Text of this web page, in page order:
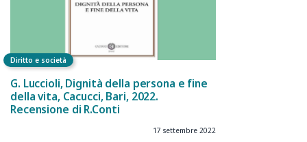
Diritto e società
G. Luccioli, Dignità della persona e fine
della vita, Cacucci, Bari, 2022.
Recensione di R.Conti
17 settembre 2022